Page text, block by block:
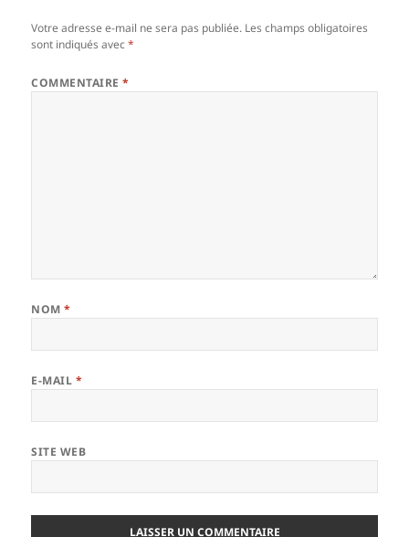
Votre adresse e-mail ne sera pas publiée. Les champs obligatoires
sont indiqués avec*
COMMENTAIRE*
NOM*
E-MAIL *
SITE WEB